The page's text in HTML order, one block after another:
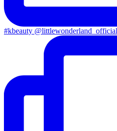
#kbeauty